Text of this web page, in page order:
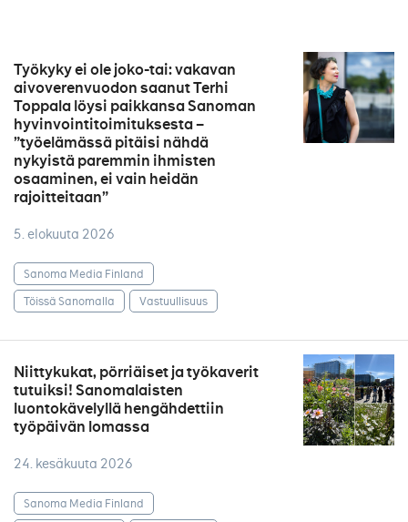
Työkyky ei ole joko-tai: vakavan
aivoverenvuodon saanut Terhi
Toppala löysi paikkansa Sanoman
hyvinvointitoimituksesta –
”työelämässä pitäisi nähdä
nykyistä paremmin ihmisten
osaaminen, ei vain heidän
rajoitteitaan”
5. elokuuta 2026
Sanoma Media Finland
Töissä Sanomalla
Vastuullisuus
Niittykukat, pörriäiset ja työkaverit
tutuiksi! Sanomalaisten
luontokävelyllä hengähdettiin
työpäivän lomassa
24. kesäkuuta 2026
Sanoma Media Finland